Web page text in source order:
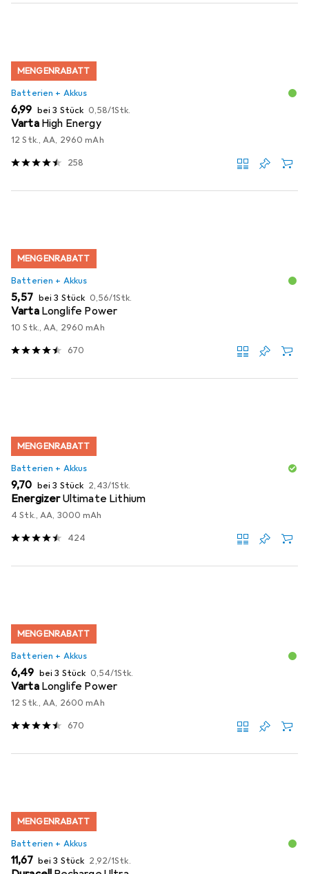
MENGENRABATT
Batterien + Akkus
EUR
6,99 bei 3 Stück EUR
0,58/1Stk.
Varta High Energy
12 Stk., AA, 2960 mAh
258
MENGENRABATT
Batterien + Akkus
EUR
5,57 bei 3 Stück EUR
0,56/1Stk.
Varta Longlife Power
10 Stk., AA, 2960 mAh
670
MENGENRABATT
Batterien + Akkus
EUR
9,70 bei 3 Stück EUR
2,43/1Stk.
EnergizerUltimate Lithium
4 Stk., AA, 3000 mAh
424
MENGENRABATT
Batterien + Akkus
EUR
6,49 bei 3 Stück EUR
0,54/1Stk.
Varta Longlife Power
12 Stk., AA, 2600 mAh
670
MENGENRABATT
Batterien + Akkus
EUR
11,67 bei 3 Stück EUR
2,92/1Stk.